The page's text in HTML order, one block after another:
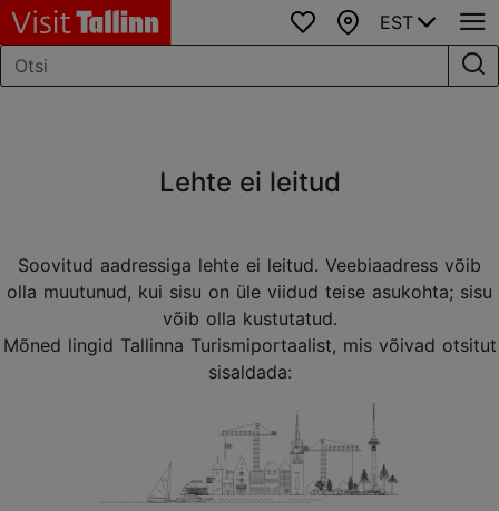
Lemmikud
Kaart
EST
Lehte ei leitud
Soovitud aadressiga lehte ei leitud. Veebiaadress võib
olla muutunud, kui sisu on üle viidud teise asukohta; sisu
võib olla kustutatud.
Mõned lingid Tallinna Turismiportaalist, mis võivad otsitut
sisaldada: